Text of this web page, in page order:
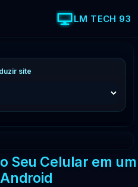
LM TECH 93
site
Seu Celular em um